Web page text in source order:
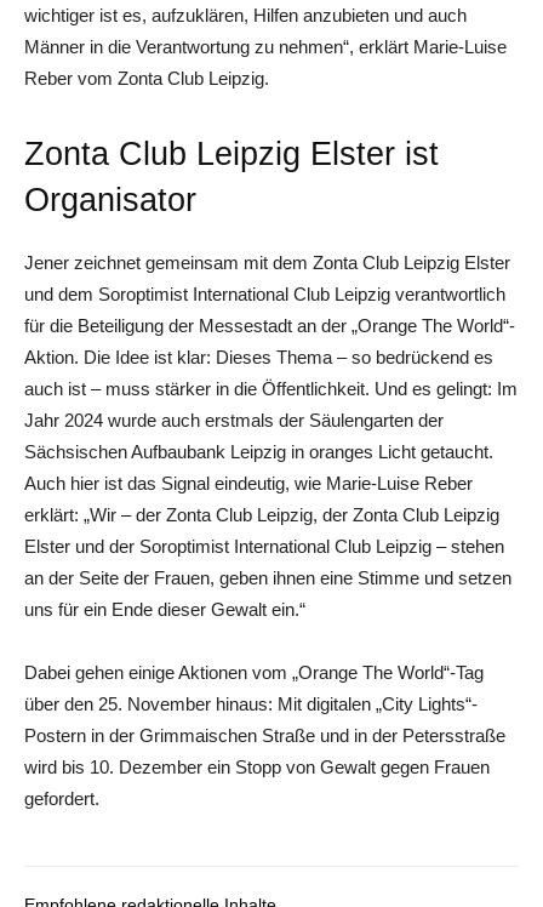
wichtiger ist es, aufzuklären, Hilfen anzubieten und auch
Männer in die Verantwortung zu nehmen“, erklärt Marie-Luise
Reber vom Zonta Club Leipzig.
Zonta Club Leipzig Elster ist
Organisator
Jener zeichnet gemeinsam mit dem Zonta Club Leipzig Elster
und dem Soroptimist International Club Leipzig verantwortlich
für die Beteiligung der Messestadt an der „Orange The World“-
Aktion. Die Idee ist klar: Dieses Thema – so bedrückend es
auch ist – muss stärker in die Öffentlichkeit. Und es gelingt: Im
Jahr 2024 wurde auch erstmals der Säulengarten der
Sächsischen Aufbaubank Leipzig in oranges Licht getaucht.
Auch hier ist das Signal eindeutig, wie Marie-Luise Reber
erklärt: „Wir – der Zonta Club Leipzig, der Zonta Club Leipzig
Elster und der Soroptimist International Club Leipzig – stehen
an der Seite der Frauen, geben ihnen eine Stimme und setzen
uns für ein Ende dieser Gewalt ein.“
Dabei gehen einige Aktionen vom „Orange The World“-Tag
über den 25. November hinaus: Mit digitalen „City Lights“-
Postern in der Grimmaischen Straße und in der Petersstraße
wird bis 10. Dezember ein Stopp von Gewalt gegen Frauen
gefordert.